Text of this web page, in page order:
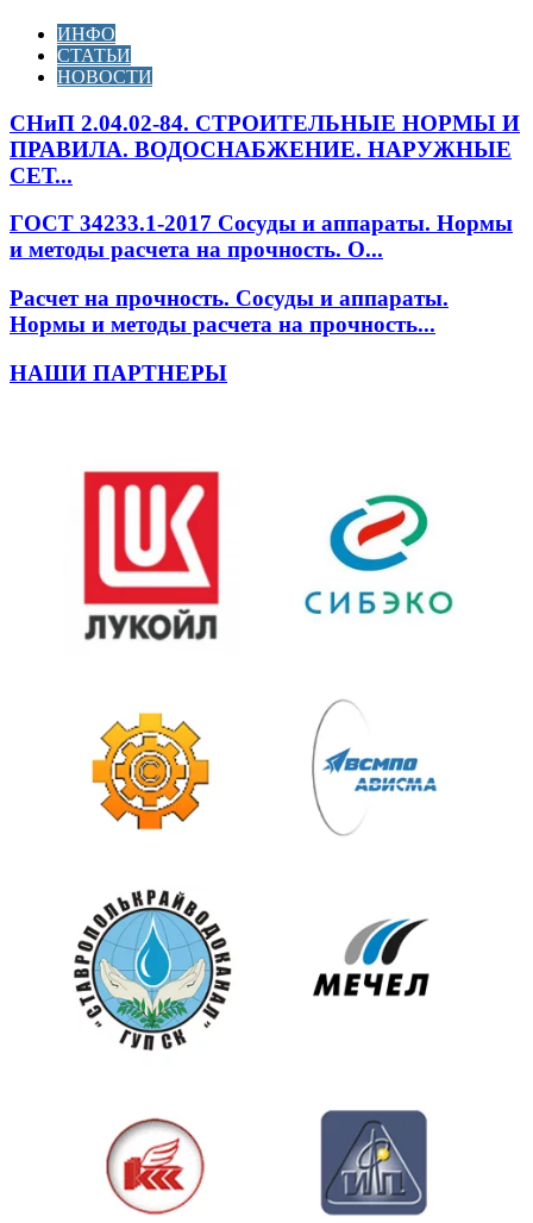
ИНФО
СТАТЬИ
НОВОСТИ
СНиП 2.04.02-84. СТРОИТЕЛЬНЫЕ НОРМЫ И
ПРАВИЛА. ВОДОСНАБЖЕНИЕ. НАРУЖНЫЕ
СЕТ...
ГОСТ 34233.1-2017 Сосуды и аппараты. Нормы
и методы расчета на прочность. О...
Расчет на прочность. Сосуды и аппараты.
Нормы и методы расчета на прочность...
НАШИ ПАРТНЕРЫ